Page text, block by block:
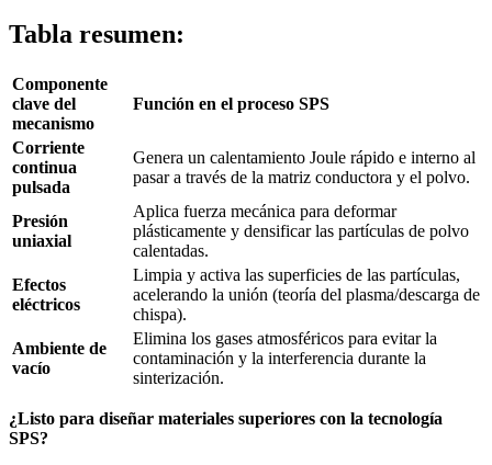
Tabla resumen:
Componente
clave del
mecanismo
Función en el proceso SPS
Corriente
continua
pulsada
Genera un calentamiento Joule rápido e interno al
pasar a través de la matriz conductora y el polvo.
Presión
uniaxial
Aplica fuerza mecánica para deformar
plásticamente y densificar las partículas de polvo
calentadas.
Efectos
eléctricos
Limpia y activa las superficies de las partículas,
acelerando la unión (teoría del plasma/descarga de
chispa).
Ambiente de
vacío
Elimina los gases atmosféricos para evitar la
contaminación y la interferencia durante la
sinterización.
¿Listo para diseñar materiales superiores con la tecnología
SPS?